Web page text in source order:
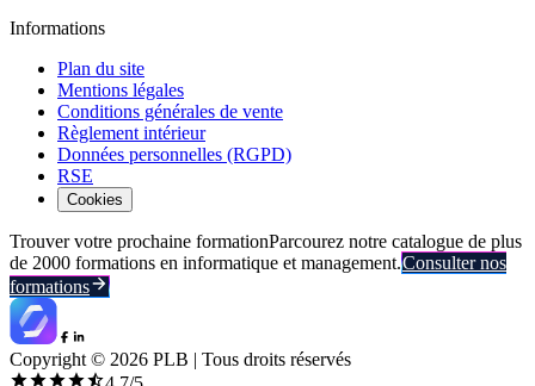
Informations
Plan du site
Mentions légales
Conditions générales de vente
Règlement intérieur
Données personnelles (RGPD)
RSE
Cookies
Trouver votre prochaine formationParcourez notre catalogue de plus
de 2000 formations en informatique et management.Consulter nos
formations
Copyright © 2026 PLB | Tous droits réservés